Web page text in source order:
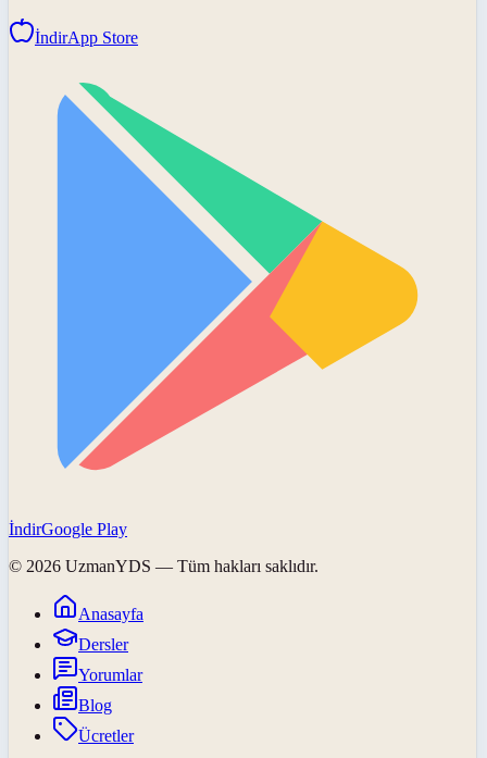
İndirApp Store
İndirGoogle Play
© 2026 UzmanYDS — Tüm hakları saklıdır.
Anasayfa
Dersler
Yorumlar
Blog
Ücretler